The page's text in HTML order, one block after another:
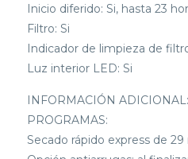
Inicio diferido: Si, hasta 23
Filtro: Si
Indicador de limpieza de
Luz interior LED: Si
INFORMACIÓN ADICIONAL:
PROGRAMAS:
Secado rápido express de